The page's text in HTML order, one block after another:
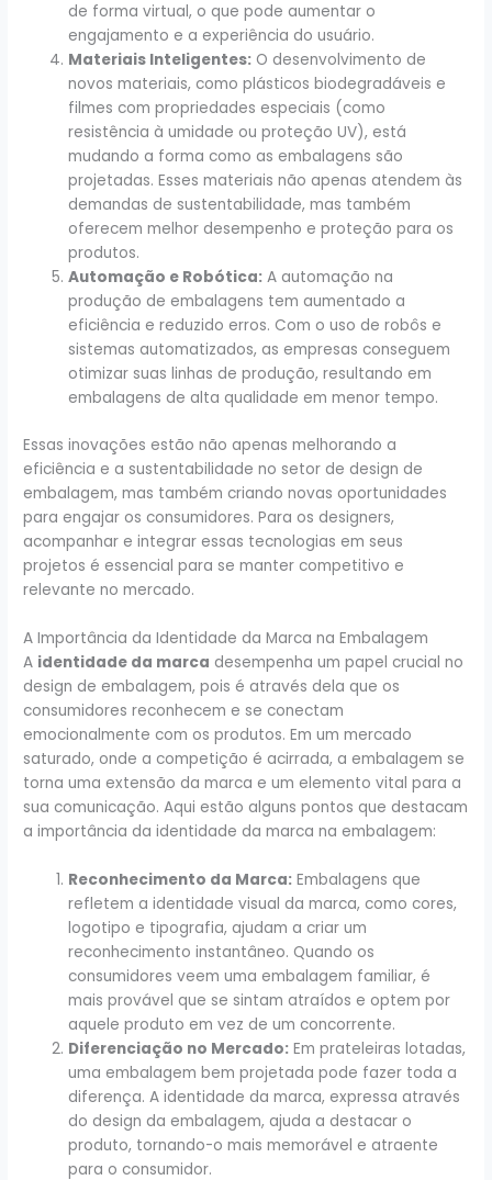
de forma virtual, o que pode aumentar o
engajamento e a experiência do usuário.
Materiais Inteligentes: O desenvolvimento de
novos materiais, como plásticos biodegradáveis e
filmes com propriedades especiais (como
resistência à umidade ou proteção UV), está
mudando a forma como as embalagens são
projetadas. Esses materiais não apenas atendem às
demandas de sustentabilidade, mas também
oferecem melhor desempenho e proteção para os
produtos.
Automação e Robótica: A automação na
produção de embalagens tem aumentado a
eficiência e reduzido erros. Com o uso de robôs e
sistemas automatizados, as empresas conseguem
otimizar suas linhas de produção, resultando em
embalagens de alta qualidade em menor tempo.
Essas inovações estão não apenas melhorando a
eficiência e a sustentabilidade no setor de design de
embalagem, mas também criando novas oportunidades
para engajar os consumidores. Para os designers,
acompanhar e integrar essas tecnologias em seus
projetos é essencial para se manter competitivo e
relevante no mercado.
A Importância da Identidade da Marca na Embalagem
A identidade da marca desempenha um papel crucial no
design de embalagem, pois é através dela que os
consumidores reconhecem e se conectam
emocionalmente com os produtos. Em um mercado
saturado, onde a competição é acirrada, a embalagem se
torna uma extensão da marca e um elemento vital para a
sua comunicação. Aqui estão alguns pontos que destacam
a importância da identidade da marca na embalagem:
Reconhecimento da Marca: Embalagens que
refletem a identidade visual da marca, como cores,
logotipo e tipografia, ajudam a criar um
reconhecimento instantâneo. Quando os
consumidores veem uma embalagem familiar, é
mais provável que se sintam atraídos e optem por
aquele produto em vez de um concorrente.
Diferenciação no Mercado: Em prateleiras lotadas,
uma embalagem bem projetada pode fazer toda a
diferença. A identidade da marca, expressa através
do design da embalagem, ajuda a destacar o
produto, tornando-o mais memorável e atraente
para o consumidor.